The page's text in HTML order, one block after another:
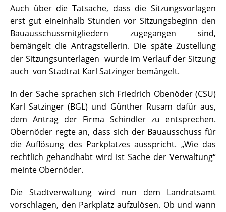
Auch über die Tatsache, dass die Sitzungsvorlagen
erst gut eineinhalb Stunden vor Sitzungsbeginn den
Bauausschussmitgliedern zugegangen sind,
bemängelt die Antragstellerin. Die späte Zustellung
der Sitzungsunterlagen wurde im Verlauf der Sitzung
auch von Stadtrat Karl Satzinger bemängelt.
In der Sache sprachen sich Friedrich Obenöder (CSU)
Karl Satzinger (BGL) und Günther Rusam dafür aus,
dem Antrag der Firma Schindler zu entsprechen.
Obernöder regte an, dass sich der Bauausschuss für
die Auflösung des Parkplatzes ausspricht. „Wie das
rechtlich gehandhabt wird ist Sache der Verwaltung“
meinte Obernöder.
Die Stadtverwaltung wird nun dem Landratsamt
vorschlagen, den Parkplatz aufzulösen. Ob und wann